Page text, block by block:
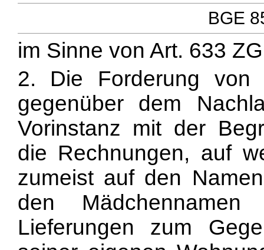
BGE
im Sinne von Art. 633
2. Die Forderung
gegenüber dem
Vorinstanz mit der
die Rechnungen, auf
zumeist auf den
den
Lieferungen zum